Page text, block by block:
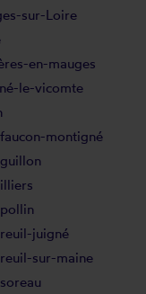
sur-Loire
en-mauges
le-vicomte
montigné
juigné
sur-maine